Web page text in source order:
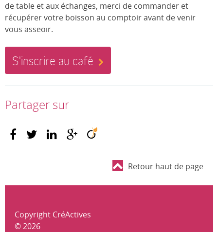
de table et aux échanges, merci de commander et
récupérer votre boisson au comptoir avant de venir
vous asseoir.
S'inscrire au café
Partager sur
Retour haut de page
Copyright CréActives
© 2026